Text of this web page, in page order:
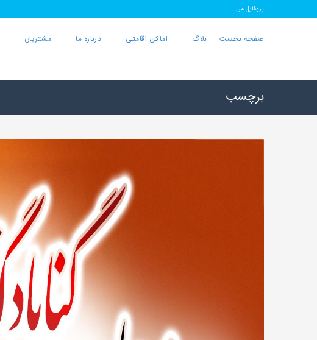
پروفایل من
صفحه نخست بلاگ اماکن اقامتی درباره ما مشتریان
برچسب